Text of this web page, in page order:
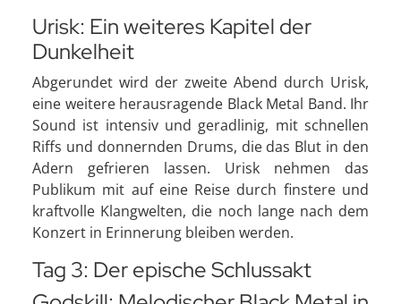
Urisk: Ein weiteres Kapitel der
Dunkelheit
Abgerundet wird der zweite Abend durch Urisk,
eine weitere herausragende Black Metal Band. Ihr
Sound ist intensiv und geradlinig, mit schnellen
Riffs und donnernden Drums, die das Blut in den
Adern gefrieren lassen. Urisk nehmen das
Publikum mit auf eine Reise durch finstere und
kraftvolle Klangwelten, die noch lange nach dem
Konzert in Erinnerung bleiben werden.
Tag 3: Der epische Schlussakt